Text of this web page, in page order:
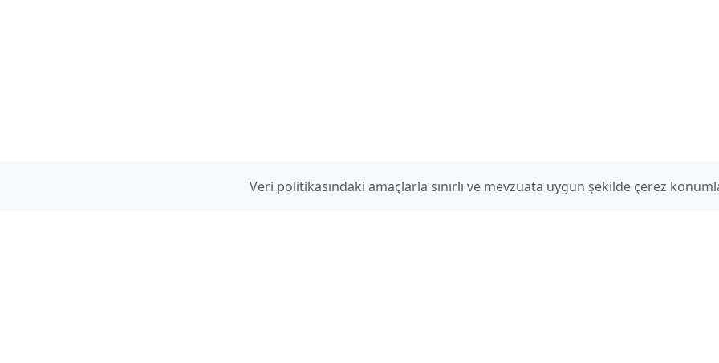
Veri politikasındaki amaçlarla sınırlı ve mevzuata uygun şekilde çerez